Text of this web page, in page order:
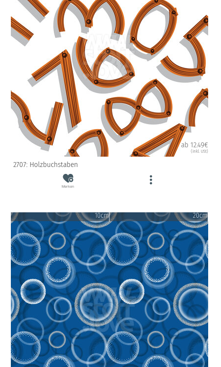
ab 12.49€
(inkl. USt)
2707: Holzbuchstaben
Merken
10cm 20cm